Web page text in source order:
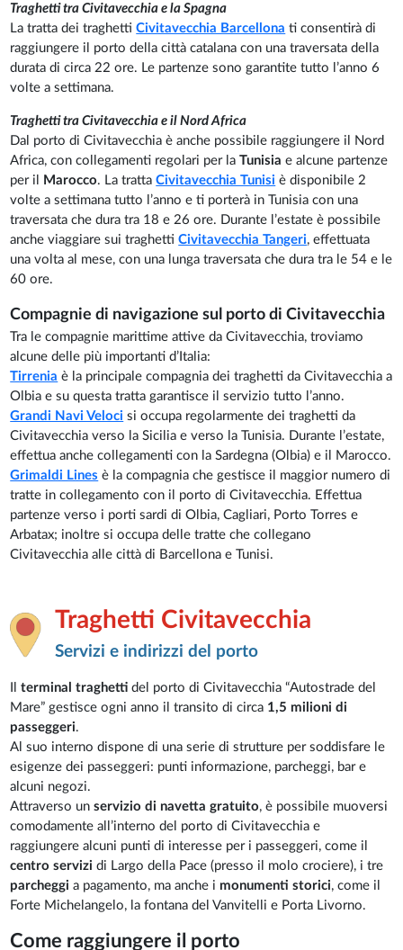
Traghetti tra Civitavecchia e la Spagna
La tratta dei traghetti Civitavecchia Barcellona ti consentirà di
raggiungere il porto della città catalana con una traversata della
durata di circa 22 ore. Le partenze sono garantite tutto l’anno 6
volte a settimana.
Traghetti tra Civitavecchia e il Nord Africa
Dal porto di Civitavecchia è anche possibile raggiungere il Nord
Africa, con collegamenti regolari per laTunisiae alcune partenze
per il
Marocco. La trattaCivitavecchia Tunisi è disponibile 2
volte a settimana tutto l’anno e ti porterà in Tunisia con una
traversata che dura tra 18 e 26 ore. Durante l’estate è possibile
anche viaggiare sui traghettiCivitavecchia Tangeri, effettuata
una volta al mese, con una lunga traversata che dura tra le 54 e le
60 ore.
Compagnie di navigazione sul porto di Civitavecchia
Tra le compagnie marittime attive da Civitavecchia, troviamo
alcune delle più importanti d’Italia:
Tirrenia è la principale compagnia dei traghetti da Civitavecchia a
Olbia e su questa tratta garantisce il servizio tutto l’anno.
Grandi Navi Veloci si occupa regolarmente dei traghetti da
Civitavecchia verso la Sicilia e verso la Tunisia. Durante l’estate,
effettua anche collegamenti con la Sardegna (Olbia) e il Marocco.
Grimaldi Lines è la compagnia che gestisce il maggior numero di
tratte in collegamento con il porto di Civitavecchia. Effettua
partenze verso i porti sardi di Olbia, Cagliari, Porto Torres e
Arbatax; inoltre si occupa delle tratte che collegano
Civitavecchia alle città di Barcellona e Tunisi.
Traghetti Civitavecchia
Servizi e indirizzi del porto
Ilterminal traghetti del porto di Civitavecchia “Autostrade del
Mare” gestisce ogni anno il transito di circa 1,5 milioni di
passeggeri.
Al suo interno dispone di una serie di strutture per soddisfare le
esigenze dei passeggeri: punti informazione, parcheggi, bar e
alcuni negozi.
Attraverso un servizio di navetta gratuito, è possibile muoversi
comodamente all’interno del porto di Civitavecchia e
raggiungere alcuni punti di interesse per i passeggeri, come il
centro servizidi Largo della Pace (presso il molo crociere), i tre
parcheggi a pagamento, ma anche i monumenti storici, come il
Forte Michelangelo, la fontana del Vanvitelli e Porta Livorno.
Come raggiungere il porto